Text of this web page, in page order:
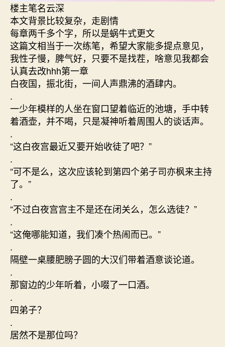
楼主笔名云深
本文背景比较复杂，走剧情
每章两千多个字，所以是蜗牛式更文
这篇文相当于一次练笔，希望大家能多提点意见，
我性子慢，脾气好，只要不是找茬，啥意见我都会
认真去改hhh第一章
白夜国，振北街，一间人声鼎沸的酒肆内。
.
一少年模样的人坐在窗口望着临近的池塘，手中转
着酒壶，并不喝，只是凝神听着周围人的谈话声。
.
“这白夜宫最近又要开始收徒了吧？”
.
“可不是么，这次应该轮到第四个弟子司亦枫来主持
了。”
.
“不过白夜宫宫主不是还在闭关么，怎么选徒？”
.
“这俺哪能知道，我们凑个热闹而已。”
.
隔壁一桌腰肥膀子圆的大汉们带着酒意谈论道。
.
那窗边的少年听着，小啜了一口酒。
.
四弟子？
.
居然不是那位吗？